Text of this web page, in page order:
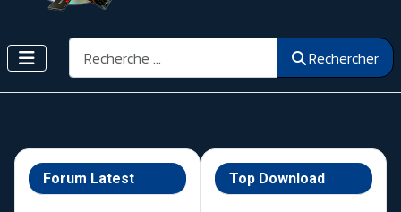
Rechercher Rechercher
Forum Latest Top Download